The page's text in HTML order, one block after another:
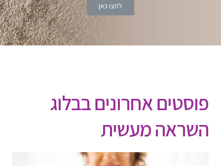
לחצו כאן
פוסטים אחרונים בבלוג
השראה מעשית